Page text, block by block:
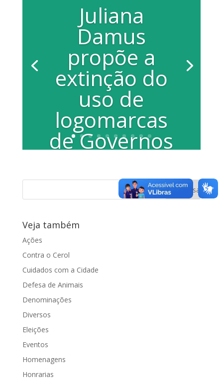
Juliana
Damus
propõe a
extinção do
uso de
logomarcas
de Governos
alterar as cores dos prédios públicos,
além de...
Veja também
Ações
Contra o Cerol
Cuidados com a Cidade
Defesa de Animais
Denominações
Diversos
Eleições
Eventos
Homenagens
Honrarias